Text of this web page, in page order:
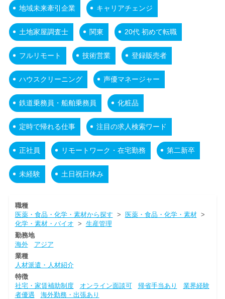
地域未来牽引企業 キャリアチェンジ
土地家屋調査士 関東 20代 初めて転職
フルリモート 技術営業 登録販売者
ハウスクリーニング 声優マネージャー
鉄道乗務員・船舶乗務員 化粧品
定時で帰れる仕事 注目の求人検索ワード
正社員 リモートワーク・在宅勤務 第二新卒
未経験 土日祝日休み
職種
医薬・食品・化学・素材から探す > 医薬・食品・化学・素材>
化学・素材・バイオ > 生産管理
勤務地
海外
アジア
業種
人材派遣・人材紹介
特徴
社宅・家賃補助制度
オンライン面談可 帰省手当あり
業界経験
者優遇
海外勤務・出張あり